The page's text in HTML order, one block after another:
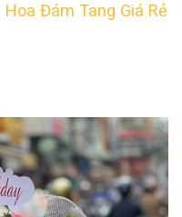
Hoa Đám Tang Giá Rẻ